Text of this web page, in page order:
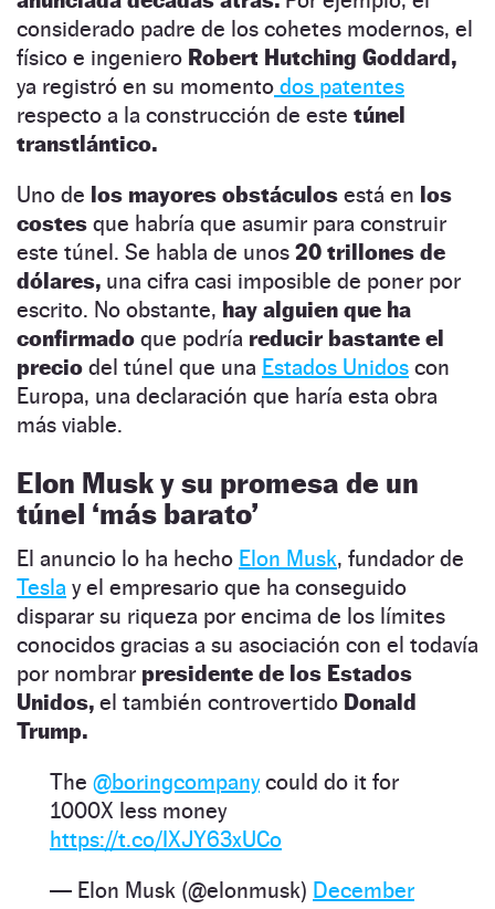
considerado padre de los cohetes modernos, el
físico e ingeniero Robert Hutching Goddard,
ya registró en su momento dos patentes
respecto a la construcción de este túnel
transtlántico.
Uno de los mayores obstáculos está en los
costes que habría que asumir para construir
este túnel. Se habla de unos 20 trillones de
dólares, una cifra casi imposible de poner por
escrito. No obstante, hay alguien que ha
confirmado que podría reducir bastante el
precio del túnel que una Estados Unidos con
Europa, una declaración que haría esta obra
más viable.
Elon Musk y su promesa de un
túnel ‘más barato’
El anuncio lo ha hecho Elon Musk, fundador de
Tesla y el empresario que ha conseguido
disparar su riqueza por encima de los límites
conocidos gracias a su asociación con el todavía
por nombrar presidente de los Estados
Unidos, el también controvertido Donald
Trump.
The @boringcompanycould do it for
1000X less money
https://t.co/IXJY63xUCo
— Elon Musk (@elonmusk) December